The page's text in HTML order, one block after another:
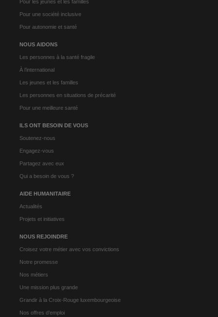
Pour les jeunes et les familles
Pour une société inclusive
Pour autonomie et santé
NOUS AIDONS
Les personnes à la santé fragile
À l’international
Les jeunes et les familles
Les personnes en situations de précarité
Pour une meilleure santé
ILS ONT BESOIN DE VOUS
Soutenez-nous
Engagez-vous
Partagez avec eux
Qui a besoin de vous ?
AIDE HUMANITAIRE
Actualités
Projets et initiatives
NOUS REJOINDRE
Croisez votre métier avec vos convictions
Notre promesse
Nos métiers
Une mission plus grande
Grandir à la Croix-Rouge luxembourgeoise
Nos offres d’emploi